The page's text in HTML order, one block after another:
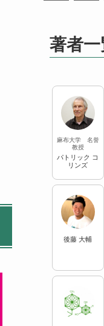
著者
麻布大学 名誉
教授
パトリック コ
リンズ
後藤 大輔